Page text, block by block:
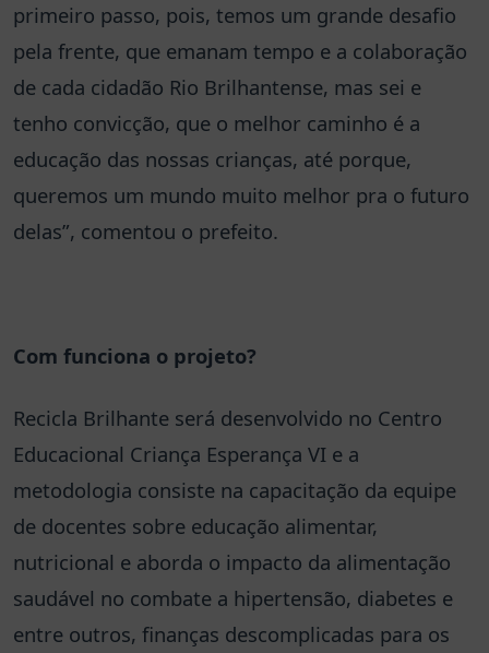
primeiro passo, pois, temos um grande desafio
pela frente, que emanam tempo e a colaboração
de cada cidadão Rio Brilhantense, mas sei e
tenho convicção, que o melhor caminho é a
educação das nossas crianças, até porque,
queremos um mundo muito melhor pra o futuro
delas”, comentou o prefeito.
Com funciona o projeto?
Recicla Brilhante será desenvolvido no Centro
Educacional Criança Esperança VI e a
metodologia consiste na capacitação da equipe
de docentes sobre educação alimentar,
nutricional e aborda o impacto da alimentação
saudável no combate a hipertensão, diabetes e
entre outros, finanças descomplicadas para os